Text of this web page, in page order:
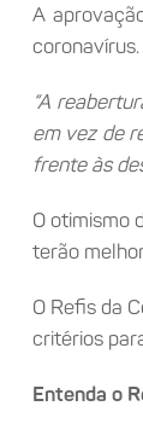
A
“A
em vez de
frente às
O otimismo
terão
O Refis da
critérios
Entenda o